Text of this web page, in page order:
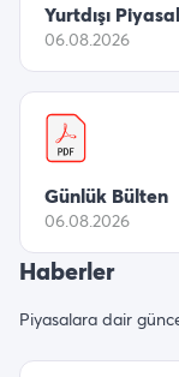
Yurtdışı
06.08.2026
Günlük Bülten
06.08.2026
Haberler
Piyasalara dair